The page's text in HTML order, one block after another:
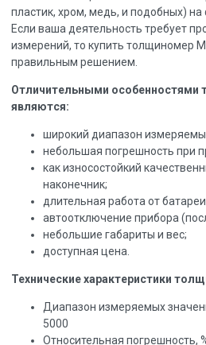
пластик, хром, медь, и подобных)
Если ваша деятельность требует
измерений, то купить толщиномер
правильным решением.
Отличительными
являются:
широкий диапазон
небольшая погрешность при
как износостойкий
наконечник;
длительная работа от
автоотключение прибора
небольшие габариты и вес;
доступная цена.
Технические характеристики
Диапазон измеряемых
5000
Относительная погрешность,